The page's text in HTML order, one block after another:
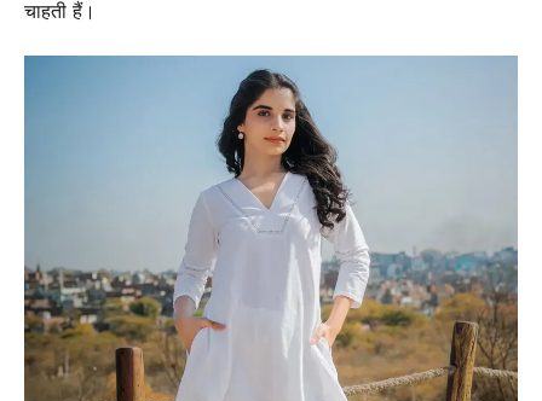
चाहती हैं।